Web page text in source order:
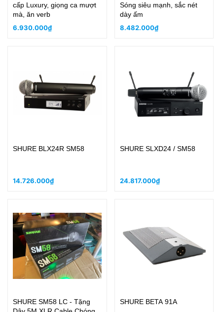
cấp Luxury, giọng ca mượt
mà, ăn verb
6.930.000₫
Sóng siêu mạnh, sắc nét
dày ấm
8.482.000₫
SHURE BLX24R SM58
14.726.000₫
SHURE SLXD24 / SM58
24.817.000₫
SHURE SM58 LC - Tặng
SHURE BETA 91A